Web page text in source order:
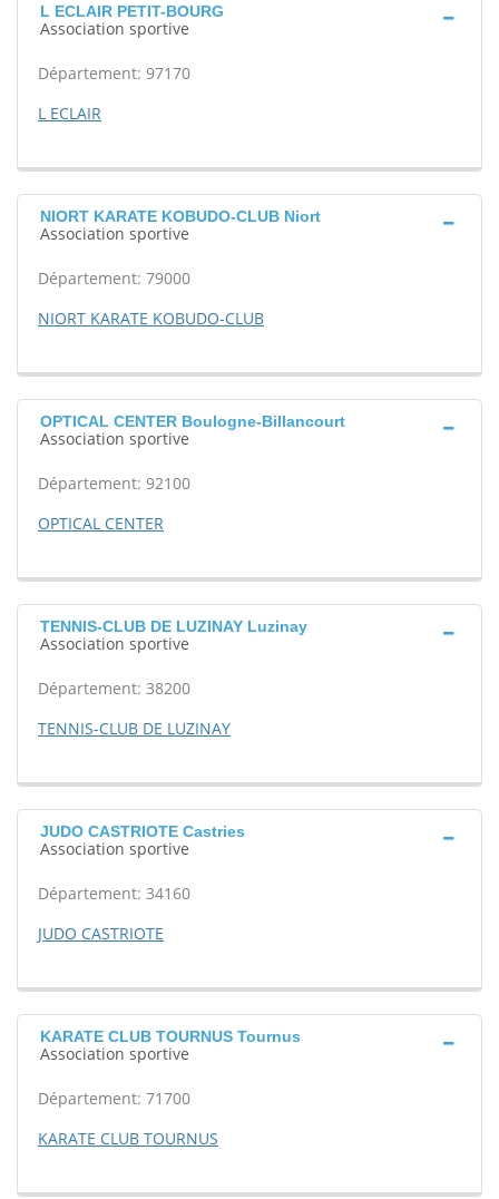
L ECLAIR PETIT-BOURG
Association sportive
Département: 97170
L ECLAIR
NIORT KARATE KOBUDO-CLUB Niort
Association sportive
Département: 79000
NIORT KARATE KOBUDO-CLUB
OPTICAL CENTER Boulogne-Billancourt
Association sportive
Département: 92100
OPTICAL CENTER
TENNIS-CLUB DE LUZINAY Luzinay
Association sportive
Département: 38200
TENNIS-CLUB DE LUZINAY
JUDO CASTRIOTE Castries
Association sportive
Département: 34160
JUDO CASTRIOTE
KARATE CLUB TOURNUS Tournus
Association sportive
Département: 71700
KARATE CLUB TOURNUS